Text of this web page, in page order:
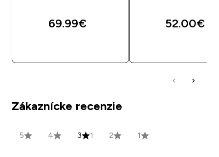
69.99€‎ 52.00€‎
Zákaznícke recenzie
5 4 3 1 2 1